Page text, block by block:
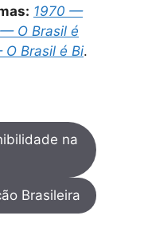
1970 —
O Brasil é
Brasil é Bi.
na
Brasileira